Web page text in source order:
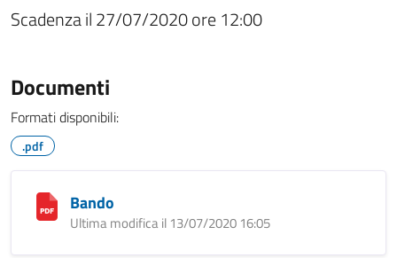
Scadenza il 27/07/2020 ore 12:00
Documenti
Formati disponibili:
.pdf
Bando
Ultima modifica il 13/07/2020 16:05